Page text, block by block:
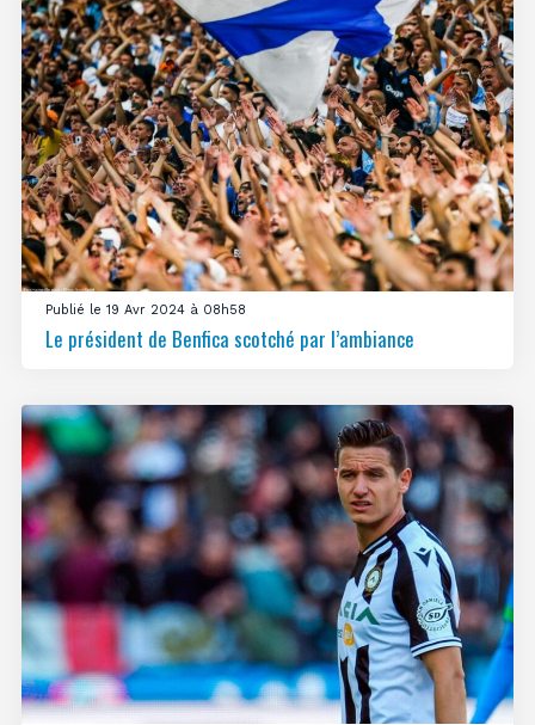
Publié le 19 Avr 2024 à 08h58
Le président de Benfica scotché par l’ambiance